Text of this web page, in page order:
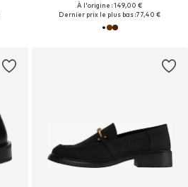
À l'origine : 149,00 €
Dernier prix le plus bas :77,40 €